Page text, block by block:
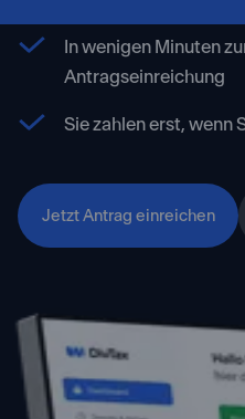
In wenigen Minuten
Antragseinreichung
Sie zahlen erst, wenn
Jetzt Antrag einreichen